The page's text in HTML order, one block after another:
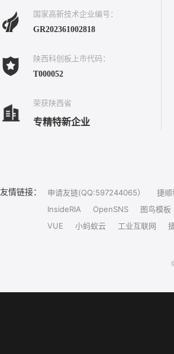
国家高新技术企业编号：
GR202361002818
陕西科创板上市代码：
T000052
荣获陕西省
专精特新企业
友情链接： 申请友链(QQ:597244065） 捷顺
InsideRIA
OpenSNS 图鸟模板
VUE
小蚂蚁云 工业互联网